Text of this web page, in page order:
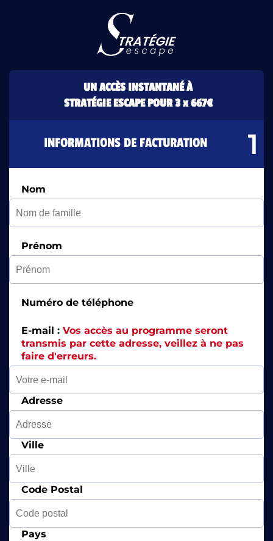
UN ACCÈS INSTANTANÉ À
STRATÉGIE ESCAPE POUR 3 x 667€
INFORMATIONS DE FACTURATION
Nom
Prénom
Numéro de téléphone
E-mail : Vos accès au programme seront
transmis par cette adresse, veillez à ne pas
faire d'erreurs.
Adresse
Ville
Code Postal
Pays